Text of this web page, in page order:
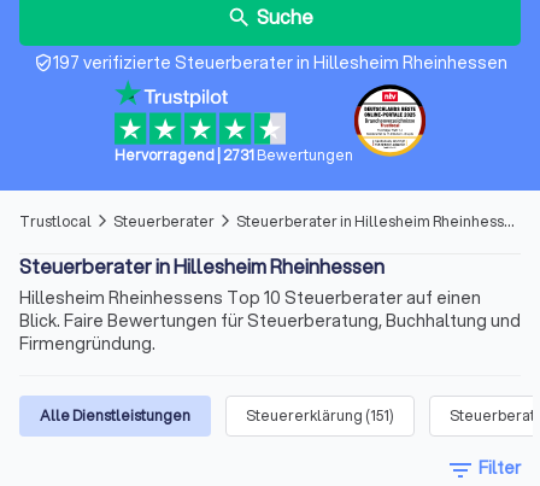
search Suche
verified_user197 verifizierte Steuerberater in Hillesheim Rheinhessen
Hervorragend| 2731 Bewertungen
Trustlocal arrow_forward_ios Steuerberater arrow_forward_ios Steuerberater in Hillesheim Rheinhessen
Steuerberater in Hillesheim Rheinhessen
Hillesheim Rheinhessens Top 10 Steuerberater auf einen
Blick. Faire Bewertungen für Steuerberatung, Buchhaltung und
Firmengründung.
Alle Dienstleistungen Steuererklärung (151)
filter_list Filter